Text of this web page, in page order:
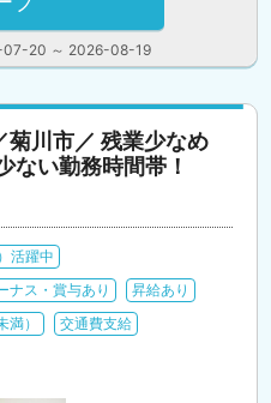
07-20 ～ 2026-08-19
菊川市／ 残業少なめ
ない勤務時間帯！
活躍中
ナス・賞与あり
昇給あり
）
交通費支給